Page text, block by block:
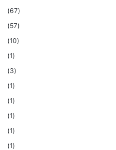
(67)
(57)
(10)
(1)
(3)
(1)
(1)
(1)
(1)
(1)